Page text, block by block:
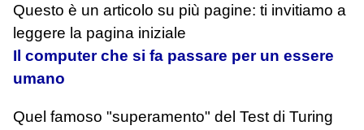
Questo è un articolo su più pagine: ti invitiamo a
leggere la pagina iniziale
Il computer che si fa passare per un essere
umano
Quel famoso "superamento" del Test di Turing